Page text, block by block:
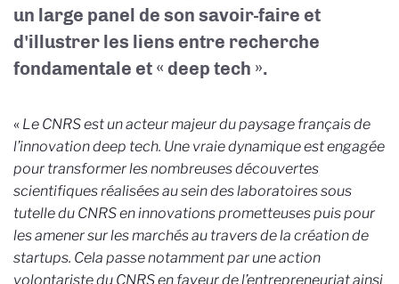
un large panel de son savoir-faire et
d'illustrer les liens entre recherche
fondamentale et « deep tech ».
« Le CNRS est un acteur majeur du paysage français de
l’innovation deep tech. Une vraie dynamique est engagée
pour transformer les nombreuses découvertes
scientifiques réalisées au sein des laboratoires sous
tutelle du CNRS en innovations prometteuses puis pour
les amener sur les marchés au travers de la création de
startups. Cela passe notamment par une action
volontariste du CNRS en faveur de l’entrepreneuriat ainsi